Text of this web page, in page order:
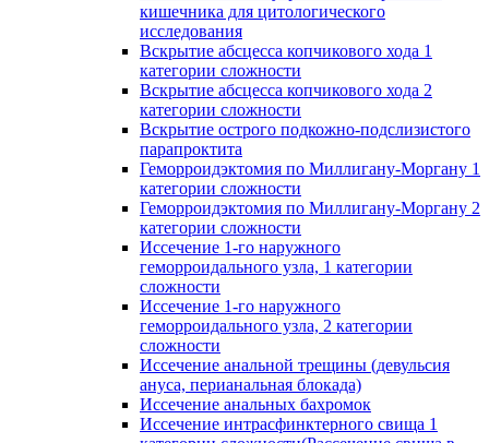
кишечника для цитологического
исследования
Вскрытие абсцесса копчикового хода 1
категории сложности
Вскрытие абсцесса копчикового хода 2
категории сложности
Вскрытие острого подкожно-подслизистого
парапроктита
Геморроидэктомия по Миллигану-Моргану 1
категории сложности
Геморроидэктомия по Миллигану-Моргану 2
категории сложности
Иссечение 1-го наружного
геморроидального узла, 1 категории
сложности
Иссечение 1-го наружного
геморроидального узла, 2 категории
сложности
Иссечение анальной трещины (девульсия
ануса, перианальная блокада)
Иссечение анальных бахромок
Иссечение интрасфинктерного свища 1